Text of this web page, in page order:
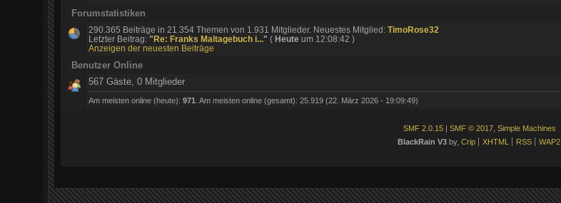
Forumstatistiken
290.365 Beiträge in 21.354 Themen von 1.931 Mitglieder. Neuestes Mitglied: TimoRose32
Letzter Beitrag: "Re: Franks Maltagebuch i..." ( Heuteum 12:08:42 )
Anzeigen der neuesten Beiträge
Benutzer Online
567 Gäste, 0 Mitglieder
Am meisten online (heute):971 . Am meisten online (gesamt): 25.919 (22. März 2026 - 19:09:49)
SMF 2.0.15 | SMF © 2017 Simple Machines
BlackRain V3 by, Crip XHTML RSS WAP2